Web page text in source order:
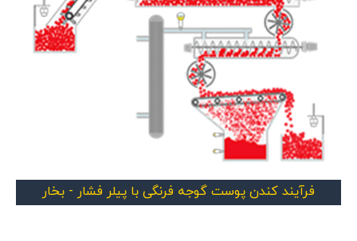
فرآیند کندن پوست گوجه فرنگی با پیلر فشار - بخار